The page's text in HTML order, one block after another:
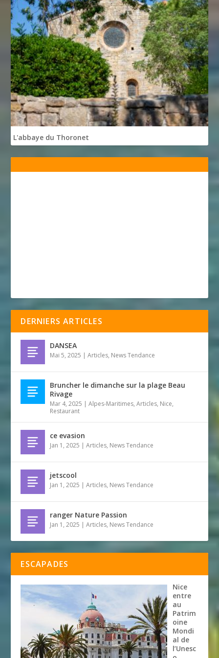
L'abbaye du Thoronet
DERNIERS ARTICLES
DANSEA
Mai 5, 2025 |Articles, News Tendance
Bruncher le dimanche sur la plage Beau
Rivage
Mar 4, 2025 |Alpes-Maritimes,Articles, Nice,
Restaurant
ce evasion
Jan 1, 2025 |Articles, News Tendance
jetscool
Jan 1, 2025 |Articles, News Tendance
ranger Nature Passion
Jan 1, 2025 |Articles, News Tendance
ESCAPADES
Nice
entre
au
Patrim
oine
Mondi
al de
l’Unesc